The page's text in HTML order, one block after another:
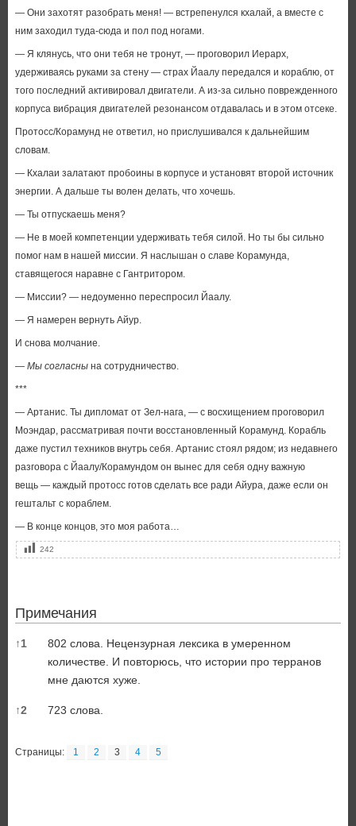
— Они захотят разобрать меня! — встрепенулся кхалай, а вместе с
ним заходил туда-сюда и пол под ногами.
— Я клянусь, что они тебя не тронут, — проговорил Иерарх,
удерживаясь руками за стену — страх Йаалу передался и кораблю, от
того последний активировал двигатели. А из-за сильно поврежденного
корпуса вибрация двигателей резонансом отдавалась и в этом отсеке.
Протосс/Корамунд не ответил, но прислушивался к дальнейшим
словам.
— Кхалаи залатают пробоины в корпусе и установят второй источник
энергии. А дальше ты волен делать, что хочешь.
— Ты отпускаешь меня?
— Не в моей компетенции удерживать тебя силой. Но ты бы сильно
помог нам в нашей миссии. Я наслышан о славе Корамунда,
ставящегося наравне с Гантритором.
— Миссии? — недоуменно переспросил Йаалу.
— Я намерен вернуть Айур.
И снова молчание.
— Мы согласнына сотрудничество.
***
— Артанис. Ты дипломат от Зел-нага, — с восхищением проговорил
Моэндар, рассматривая почти восстановленный Корамунд. Корабль
даже пустил техников внутрь себя. Артанис стоял рядом; из недавнего
разговора с Йаалу/Корамундом он вынес для себя одну важную
вещь — каждый протосс готов сделать все ради Айура, даже если он
гештальт с кораблем.
— В конце концов, это моя работа…
242
Примечания
Примечания
↑1
802 слова. Нецензурная лексика в умеренном
количестве. И повторюсь, что истории про терранов
мне даются хуже.
↑2 723 слова.
Страницы: 1 2 3 4 5